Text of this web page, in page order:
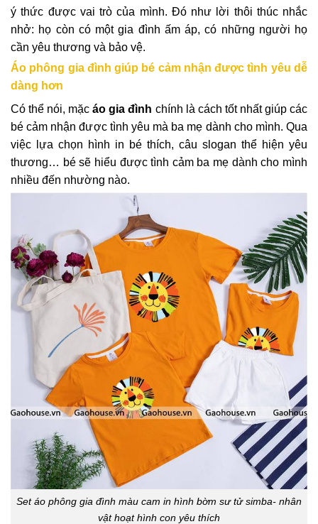
ý thức được vai trò của mình. Đó như lời thôi thúc nhắc
nhở: họ còn có một gia đình ấm áp, có những người họ
cần yêu thương và bảo vệ.
Áo phông gia đình giúp bé cảm nhận được tình yêu dễ
dàng hơn
Có thể nói, mặcáo gia đình chính là cách tốt nhất giúp các
bé cảm nhận được tình yêu mà ba mẹ dành cho mình. Qua
việc lựa chọn hình in bé thích, câu slogan thể hiện yêu
thương… bé sẽ hiểu được tình cảm ba mẹ dành cho mình
nhiều đến nhường nào.
Set áo phông gia đình màu cam in hình bờm sư tử simba- nhân
vật hoạt hình con yêu thích